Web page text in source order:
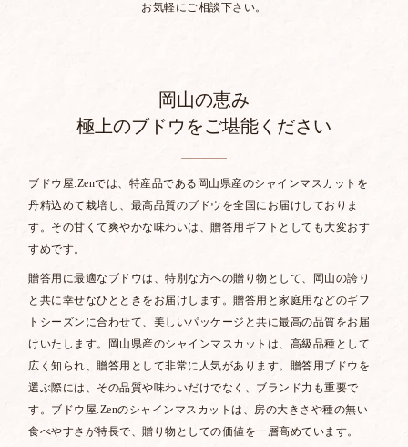
お気軽にご相談下さい。
岡山の恵み
極上のブドウをご堪能ください
ブドウ屋.Zenでは、特産品である岡山県産のシャインマスカットを
丹精込めて栽培し、最高品質のブドウを全国にお届けしておりま
す。その甘くて爽やかな味わいは、贈答用ギフトとしても大変おす
すめです。
贈答用に最適なブドウは、特別な方への贈り物として、岡山の誇り
と共に幸せなひとときをお届けします。贈答用と家庭用などのギフ
トシーズンに合わせて、美しいパッケージと共に最高の品質をお届
けいたします。 岡山県産のシャインマスカットは、高級品種として
広く知られ、贈答用として非常に人気があります。贈答用ブドウを
選ぶ際には、その品質や味わいだけでなく、ブランド力も重要で
す。ブドウ屋.Zenのシャインマスカットは、房の大きさや種の無い
食べやすさが特長で、贈り物としての価値を一層高めています。